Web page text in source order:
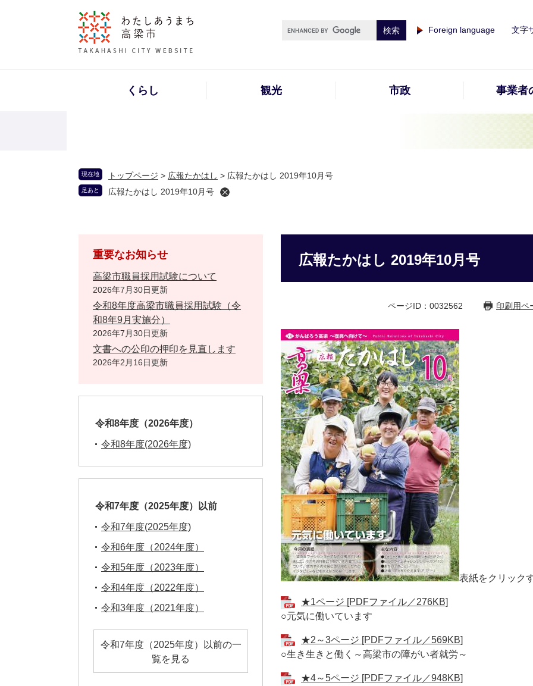
Foreign language 文字
くらし 観光 市政 事業者
現在地 トップページ > 広報たかはし > 広報たかはし 2019年10月号
足あと 広報たかはし 2019年10月号
広報たかはし 2019年10月号
ページID：0032562 印刷用ペ
表紙をクリック
★1ページ [PDFファイル／276KB]
○元気に働いています
★2～3ページ [PDFファイル／569KB]
○生き生きと働く～高梁市の障がい者就労～
★4～5ページ [PDFファイル／948KB]
重要なお知らせ
高梁市職員採用試験について
2026年7月30日更新
令和8年度高梁市職員採用試験（令
和8年9月実施分）
2026年7月30日更新
文書への公印の押印を見直します
2026年2月16日更新
令和8年度（2026年度）
令和8年度(2026年度)
令和7年度（2025年度）以前
令和7年度(2025年度)
令和6年度（2024年度）
令和5年度（2023年度）
令和4年度（2022年度）
令和3年度（2021年度）
令和7年度（2025年度）以前の一
覧を見る